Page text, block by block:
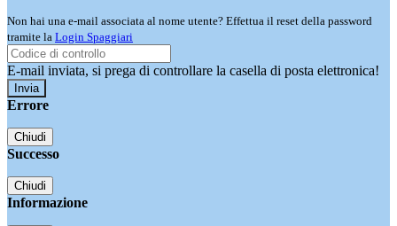
Non hai una e-mail associata al nome utente? Effettua il reset della password
tramite la Login Spaggiari
E-mail inviata, si prega di controllare la casella di posta elettronica!
Errore
Chiudi
Successo
Chiudi
Informazione